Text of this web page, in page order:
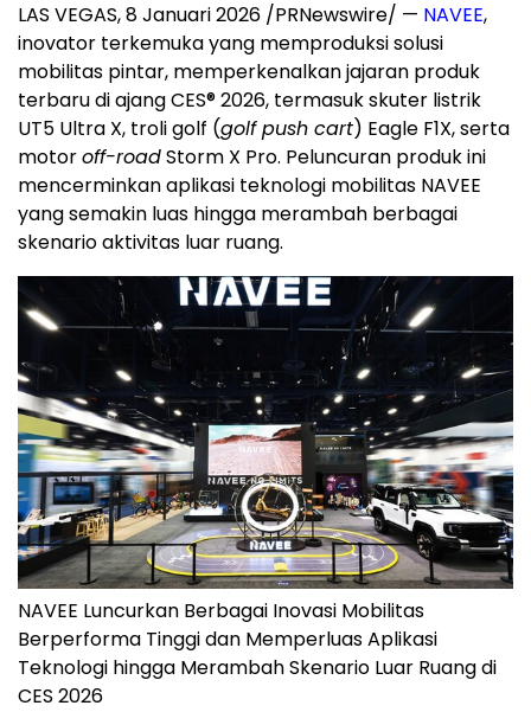
LAS VEGAS, 8 Januari 2026 /PRNewswire/ — NAVEE,
inovator terkemuka yang memproduksi solusi
mobilitas pintar, memperkenalkan jajaran produk
terbaru di ajang CES® 2026, termasuk skuter listrik
UT5 Ultra X, troli golf (golf push cart) Eagle F1X, serta
motoroff-roadStorm X Pro. Peluncuran produk ini
mencerminkan aplikasi teknologi mobilitas NAVEE
yang semakin luas hingga merambah berbagai
skenario aktivitas luar ruang.
NAVEE Luncurkan Berbagai Inovasi Mobilitas
Berperforma Tinggi dan Memperluas Aplikasi
Teknologi hingga Merambah Skenario Luar Ruang di
CES 2026